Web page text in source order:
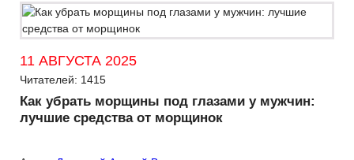
11 АВГУСТА 2025
Читателей: 1415
Как убрать морщины под глазами у мужчин:
лучшие средства от морщинок